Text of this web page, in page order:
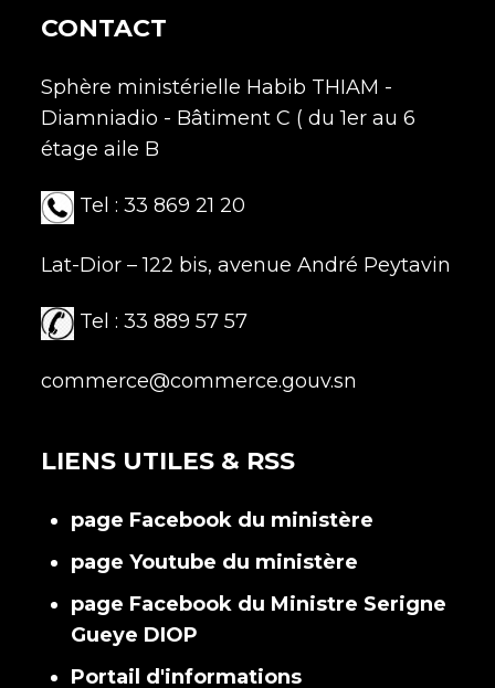
CONTACT
Sphère ministérielle Habib THIAM -
Diamniadio - Bâtiment C ( du 1er au 6
étage aile B
Tel : 33 869 21 20
Lat-Dior – 122 bis, avenue André Peytavin
Tel : 33 889 57 57
commerce@commerce.gouv.sn
LIENS UTILES & RSS
page Facebook du ministère
page Youtube du ministère
page Facebook du Ministre Serigne
Gueye DIOP
Portail d'informations